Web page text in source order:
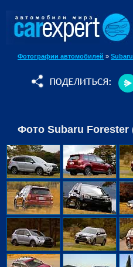
Фотографии автомобилей » Subaru
Фото Subaru Forester